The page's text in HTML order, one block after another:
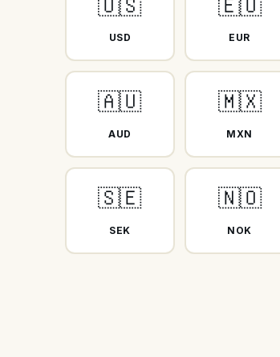
🇺🇸
USD
🇪🇺
EUR
🇦🇺
AUD
🇲🇽
MXN
🇸🇪
SEK
🇳🇴
NOK